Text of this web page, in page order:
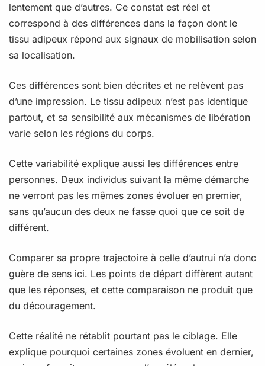
lentement que d’autres. Ce constat est réel et
correspond à des différences dans la façon dont le
tissu adipeux répond aux signaux de mobilisation selon
sa localisation.
Ces différences sont bien décrites et ne relèvent pas
d’une impression. Le tissu adipeux n’est pas identique
partout, et sa sensibilité aux mécanismes de libération
varie selon les régions du corps.
Cette variabilité explique aussi les différences entre
personnes. Deux individus suivant la même démarche
ne verront pas les mêmes zones évoluer en premier,
sans qu’aucun des deux ne fasse quoi que ce soit de
différent.
Comparer sa propre trajectoire à celle d’autrui n’a donc
guère de sens ici. Les points de départ diffèrent autant
que les réponses, et cette comparaison ne produit que
du découragement.
Cette réalité ne rétablit pourtant pas le ciblage. Elle
explique pourquoi certaines zones évoluent en dernier,